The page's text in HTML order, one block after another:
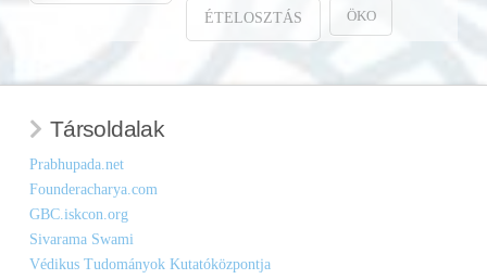
ÉTELOSZTÁS ÖKO
Társoldalak
Prabhupada.net
Founderacharya.com
GBC.iskcon.org
Sivarama Swami
Védikus Tudományok Kutatóközpontja